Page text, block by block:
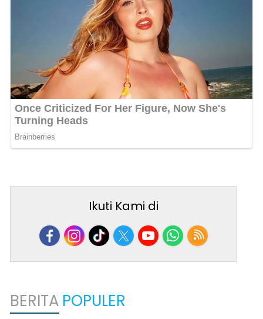
Ikuti Kami di
BERITA POPULER